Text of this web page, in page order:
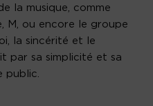
la musique, comme
M, ou encore le groupe
la sincérité et le
par sa simplicité et sa
public.